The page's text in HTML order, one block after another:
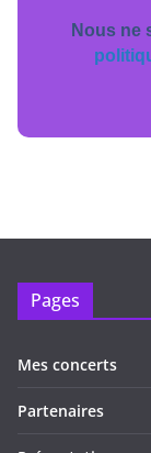
Nous ne
Pages
Mes concerts
Partenaires